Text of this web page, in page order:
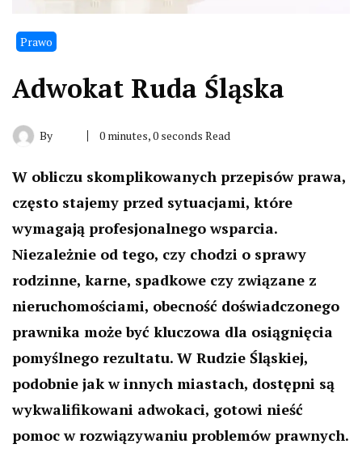
Prawo
Adwokat Ruda Śląska
By 0 minutes, 0 seconds Read
W obliczu skomplikowanych przepisów prawa,
często stajemy przed sytuacjami, które
wymagają profesjonalnego wsparcia.
Niezależnie od tego, czy chodzi o sprawy
rodzinne, karne, spadkowe czy związane z
nieruchomościami, obecność doświadczonego
prawnika może być kluczowa dla osiągnięcia
pomyślnego rezultatu. W Rudzie Śląskiej,
podobnie jak w innych miastach, dostępni są
wykwalifikowani adwokaci, gotowi nieść
pomoc w rozwiązywaniu problemów prawnych.